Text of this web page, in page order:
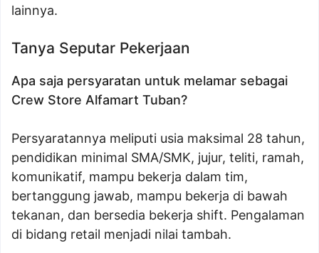
lainnya.
Tanya Seputar Pekerjaan
Apa saja persyaratan untuk melamar sebagai
Crew Store Alfamart Tuban?
Persyaratannya meliputi usia maksimal 28 tahun,
pendidikan minimal SMA/SMK, jujur, teliti, ramah,
komunikatif, mampu bekerja dalam tim,
bertanggung jawab, mampu bekerja di bawah
tekanan, dan bersedia bekerja shift. Pengalaman
di bidang retail menjadi nilai tambah.